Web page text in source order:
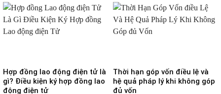
Hợp đồng lao động điện tử là
gì? Điều kiện ký hợp đồng lao
động điện tử
Thời hạn góp vốn điều lệ và
hệ quả pháp lý khi không góp
đủ vốn